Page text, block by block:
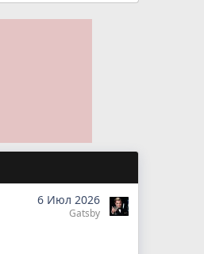
6 Июл 2026
Gatsby